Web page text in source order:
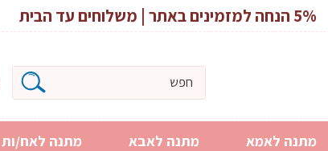
מתנה לאמא מתנה לאבא מתנה לאח/ות
5% הנחה למזמינים באתר | משלוחים עד הבית